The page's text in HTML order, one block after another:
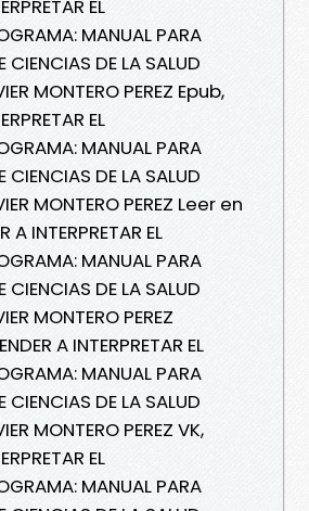
EL
MANUAL PARA
CIENCIAS DE LA SALUD
MONTERO PEREZ Epub,
EL
MANUAL PARA
CIENCIAS DE LA SALUD
MONTERO PEREZ Leer en
A INTERPRETAR EL
MANUAL PARA
CIENCIAS DE LA SALUD
MONTERO PEREZ
A INTERPRETAR EL
MANUAL PARA
CIENCIAS DE LA SALUD
MONTERO PEREZ VK,
EL
MANUAL PARA